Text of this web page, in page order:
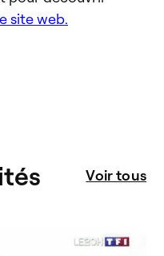
site web.
Voir tous